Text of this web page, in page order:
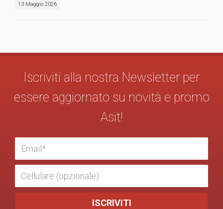
13 Maggio 2026
Iscriviti alla nostra Newsletter per
essere aggiornato su novità e promo
Asit!